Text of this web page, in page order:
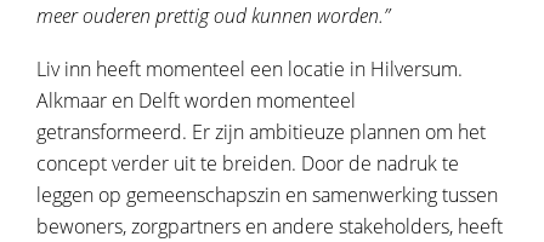
meer ouderen prettig oud kunnen worden.”
Liv inn heeft momenteel een locatie in Hilversum.
Alkmaar en Delft worden momenteel
getransformeerd. Er zijn ambitieuze plannen om het
concept verder uit te breiden. Door de nadruk te
leggen op gemeenschapszin en samenwerking tussen
bewoners, zorgpartners en andere stakeholders, heeft